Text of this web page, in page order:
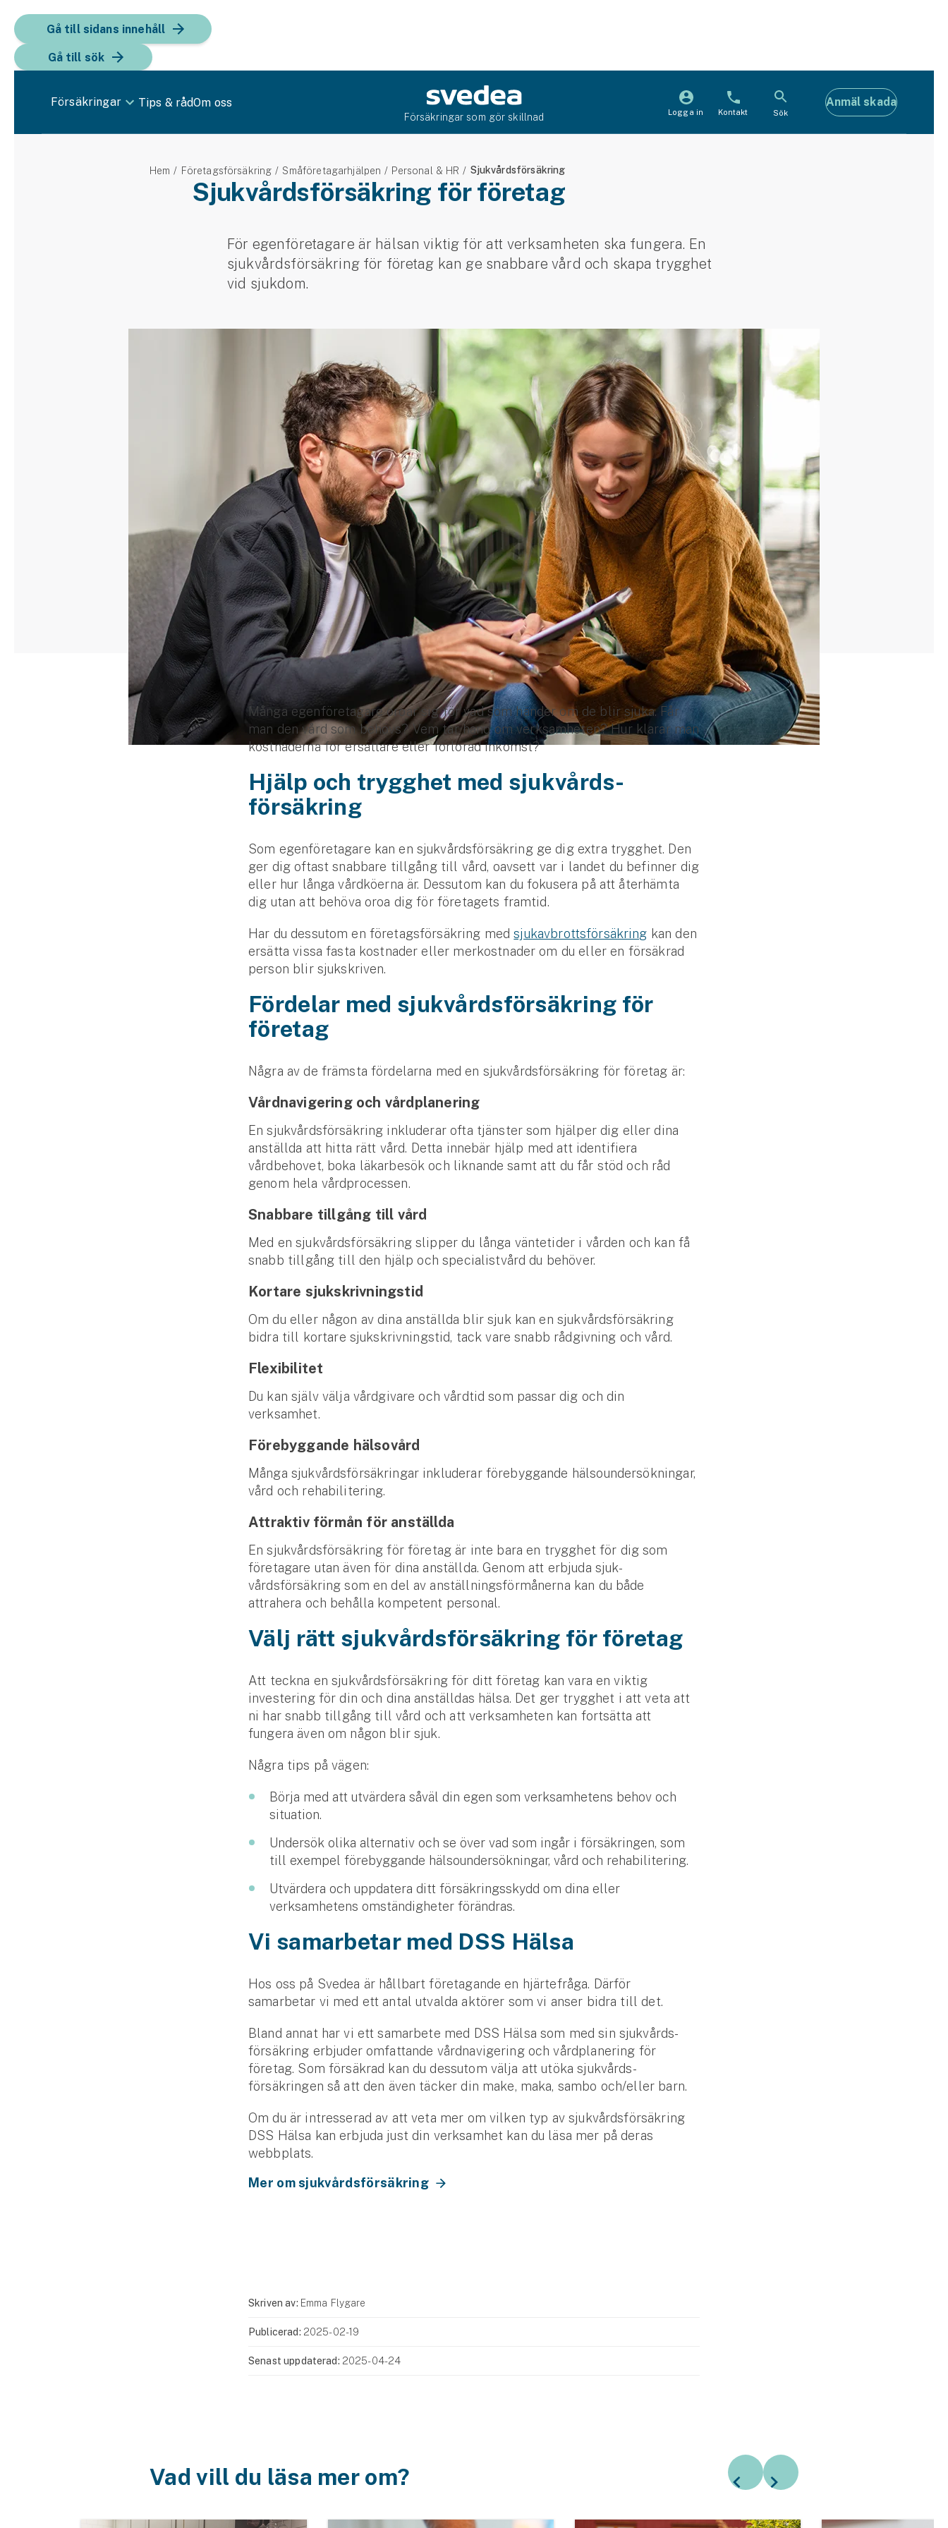
Gå till sidans innehåll
Gå till sök
Försäkringar Tips & rådOm oss
Försäkringar som gör skillnad Logga in Kontakt Sök
Anmäl skada
Jakthundsförsäkring
Se alla försäkringar
Hem Företagsförsäkring Småföretagarhjälpen Personal & HR Sjukvårdsförsäkring
Sjukvårdsförsäkring för företag
För egenföretagare är hälsan viktig för att verksamheten ska fungera. En
sjukvårds­försäkring för företag kan ge snabbare vård och skapa trygghet
vid sjukdom.
Många egenföretagare oroar sig för vad som händer om de blir sjuka. Får
man den vård som behövs? Vem tar hand om verksamheten? Hur klarar man
kostnaderna för ersättare eller förlorad inkomst?
Hjälp och trygghet med sjukvårds­
försäkring
Som egenföretagare kan en sjuk­vårds­försäkring ge dig extra trygghet. Den
ger dig oftast snabbare tillgång till vård, oavsett var i landet du befinner dig
eller hur långa vård­köerna är. Dessutom kan du fokusera på att återhämta
dig utan att behöva oroa dig för företagets framtid.
Har du dessutom en företags­försäkring medsjukavbrotts­försäkring kan den
ersätta vissa fasta kostnader eller merkostnader om du eller en försäkrad
person blir sjukskriven.
Fördelar med sjukvårds­försäkring för
företag
Några av de främsta fördelarna med en sjukvårdsförsäkring för företag är:
Vårdnavigering och vård­planering
En sjukvårdsförsäkring inkluderar ofta tjänster som hjälper dig eller dina
anställda att hitta rätt vård. Detta innebär hjälp med att identifiera
vårdbehovet, boka läkarbesök och liknande samt att du får stöd och råd
genom hela vårdprocessen.
Snabbare tillgång till vård
Med en sjukvårdsförsäkring slipper du långa väntetider i vården och kan få
snabb tillgång till den hjälp och specialistvård du behöver.
Kortare sjukskrivningstid
Om du eller någon av dina anställda blir sjuk kan en sjukvårdsförsäkring
bidra till kortare sjukskrivningstid, tack vare snabb rådgivning och vård.
Flexibilitet
Du kan själv välja vårdgivare och vårdtid som passar dig och din
verksamhet.
Förebyggande hälsovård
Många sjukvårdsförsäkringar inkluderar förebyggande hälso­undersökningar,
vård och rehabilitering.
Attraktiv förmån för anställda
En sjukvårdsförsäkring för företag är inte bara en trygghet för dig som
företagare utan även för dina anställda. Genom att erbjuda sjuk­
vårdsförsäkring som en del av anställningsförmånerna kan du både
attrahera och behålla kompetent personal.
Välj rätt sjukvårds­försäkring för företag
Att teckna en sjukvårdsförsäkring för ditt företag kan vara en viktig
investering för din och dina anställdas hälsa. Det ger trygghet i att veta att
ni har snabb tillgång till vård och att verksamheten kan fortsätta att
fungera även om någon blir sjuk.
Några tips på vägen:
Börja med att utvärdera såväl din egen som verksamhetens behov och
situation.
Undersök olika alternativ och se över vad som ingår i försäkringen, som
till exempel förebyggande hälsoundersökningar, vård och rehabilitering.
Utvärdera och uppdatera ditt försäkringsskydd om dina eller
verksamhetens omständigheter förändras.
Vi samarbetar med DSS Hälsa
Hos oss på Svedea är hållbart företagande en hjärtefråga. Därför
samarbetar vi med ett antal utvalda aktörer som vi anser bidra till det.
Bland annat har vi ett samarbete med DSS Hälsa som med sin sjukvårds­
försäkring erbjuder omfattande vårdnavigering och vårdplanering för
företag. Som försäkrad kan du dessutom välja att utöka sjukvårds­
försäkringen så att den även täcker din make, maka, sambo och/eller barn.
Om du är intresserad av att veta mer om vilken typ av sjukvårdsförsäkring
DSS Hälsa kan erbjuda just din verksamhet kan du läsa mer på deras
webbplats.
Mer om sjukvårdsförsäkring
Skriven av: Emma Flygare
Publicerad: 2025-02-19
Senast uppdaterad: 2025-04-24
Vad vill du läsa mer om?